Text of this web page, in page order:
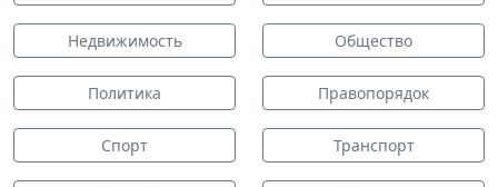
Недвижимость Общество
Политика Правопорядок
Спорт Транспорт